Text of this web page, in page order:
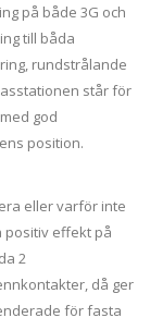
på både 3G och
till båda
rundstrålande
står för
god
position.
eller varför inte
positiv effekt på
2
då ger
för fasta